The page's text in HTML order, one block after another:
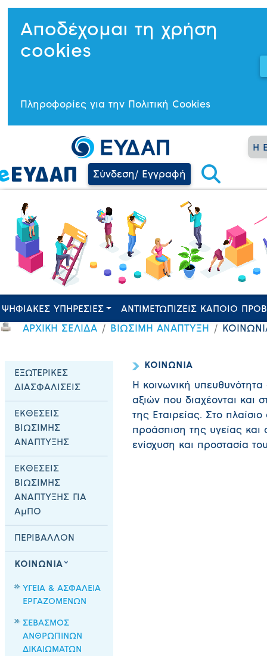
Αποδέχομαι τη χρήση
cookies
Πληροφορίες για την Πολιτική Cookies
Η
Σύνδεση/ Εγγραφή
ΨΗΦΙΑΚΕΣ ΥΠΗΡΕΣΙΕΣ ΑΝΤΙΜΕΤΩΠΙΖΕΙΣ ΚΑΠΟΙΟ
ΑΡΧΙΚΗ ΣΕΛΙΔΑ ΒΙΩΣΙΜΗ ΑΝΑΠΤΥΞΗ
ΕΞΩΤΕΡΙΚΕΣ
ΔΙΑΣΦΑΛΙΣΕΙΣ
ΕΚΘΕΣΕΙΣ
ΒΙΩΣΙΜΗΣ
ΑΝΑΠΤΥΞΗΣ
ΕΚΘΕΣΕΙΣ
ΒΙΩΣΙΜΗΣ
ΑΝΑΠΤΥΞΗΣ ΓΙΑ
ΑμΠΟ
ΠΕΡΙΒΑΛΛΟΝ
ΚΟΙΝΩΝΙΑ
ΥΓΕΙΑ & ΑΣΦΑΛΕΙΑ
ΕΡΓΑΖΟΜΕΝΩΝ
ΣΕΒΑΣΜΟΣ
ΑΝΘΡΩΠΙΝΩΝ
ΔΙΚΑΙΩΜΑΤΩΝ
ΚΟΙΝΩΝΙΑ
Η κοινωνική
αξιών που διαχέονται και
της Εταιρείας. Στο
προάσπιση της υγείας
ενίσχυση και προστασία